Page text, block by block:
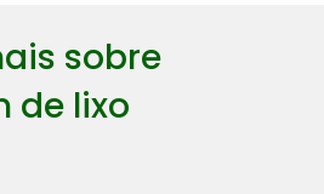
e outros materiais não
mecânica
inclui a trituração dos
pedaços, que são
sobre
de lixo